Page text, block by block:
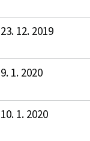
23. 12. 2019
9. 1. 2020
10. 1. 2020